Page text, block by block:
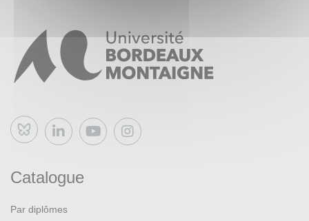
Bluesky
Catalogue
Par diplômes